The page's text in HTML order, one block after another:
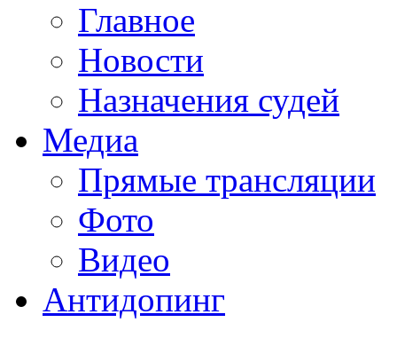
Главное
Новости
Назначения судей
Медиа
Прямые трансляции
Фото
Видео
Антидопинг